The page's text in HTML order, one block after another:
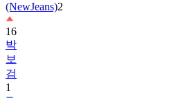
(NewJeans)2
16
박
보
검
1